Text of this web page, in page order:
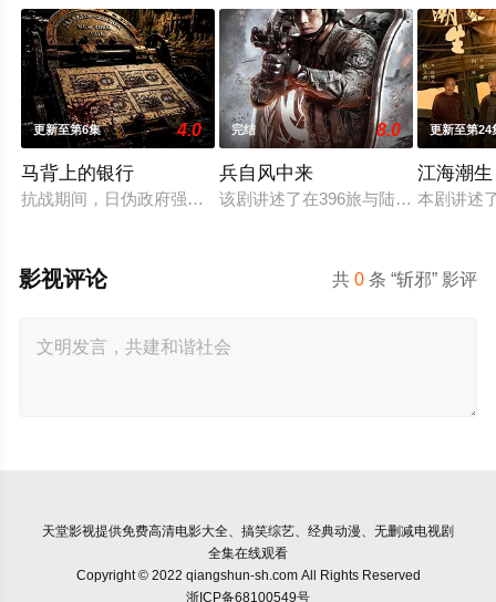
更新至第6集 4.0
马背上的银行
抗战期间，日伪政府强行推广、使用由“中国准备银行”发行的
完结 8.0
兵自风中来
该剧讲述了在396旅与陆军步兵学院
更新至第24
江海潮生
本剧讲述
共0 条 “斩邪” 影评
影视评论
天堂影视提供免费高清电影大全、搞笑综艺、经典动漫、无删减电视剧
全集在线观看
Copyright © 2022 qiangshun-sh.com All Rights Reserved
浙ICP备68100549号